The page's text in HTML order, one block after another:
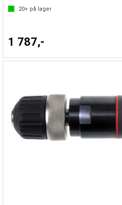
20+ på lager
1 787,-